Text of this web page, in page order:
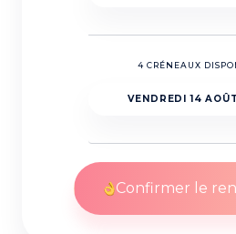
4 CRÉNEAUX
VENDREDI 14
Confirmer le